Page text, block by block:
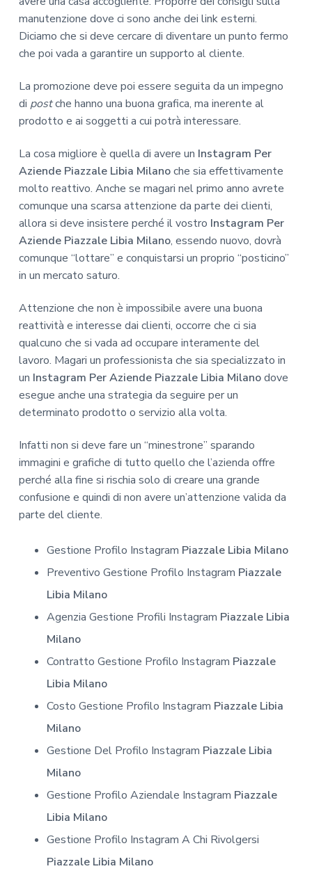
manutenzione dove ci sono anche dei link esterni.
Diciamo che si deve cercare di diventare un punto fermo
che poi vada a garantire un supporto al cliente.
La promozione deve poi essere seguita da un impegno
di postche hanno una buona grafica, ma inerente al
prodotto e ai soggetti a cui potrà interessare.
La cosa migliore è quella di avere un Instagram Per
Aziende Piazzale Libia Milanoche sia effettivamente
molto reattivo. Anche se magari nel primo anno avrete
comunque una scarsa attenzione da parte dei clienti,
allora si deve insistere perché il vostro Instagram Per
Aziende Piazzale Libia Milano, essendo nuovo, dovrà
comunque “lottare” e conquistarsi un proprio “posticino”
in un mercato saturo.
Attenzione che non è impossibile avere una buona
reattività e interesse dai clienti, occorre che ci sia
qualcuno che si vada ad occupare interamente del
lavoro. Magari un professionista che sia specializzato in
un Instagram Per Aziende Piazzale Libia Milanodove
esegue anche una strategia da seguire per un
determinato prodotto o servizio alla volta.
Infatti non si deve fare un “minestrone” sparando
immagini e grafiche di tutto quello che l’azienda offre
perché alla fine si rischia solo di creare una grande
confusione e quindi di non avere un’attenzione valida da
parte del cliente.
Gestione Profilo Instagram Piazzale Libia Milano
Preventivo Gestione Profilo Instagram Piazzale
Libia Milano
Agenzia Gestione Profili Instagram Piazzale Libia
Milano
Contratto Gestione Profilo Instagram Piazzale
Libia Milano
Costo Gestione Profilo Instagram Piazzale Libia
Milano
Gestione Del Profilo Instagram Piazzale Libia
Milano
Gestione Profilo Aziendale Instagram Piazzale
Libia Milano
Gestione Profilo Instagram A Chi Rivolgersi
Piazzale Libia Milano